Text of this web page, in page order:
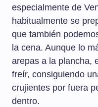
especialmente de
habitualmente se
que también
la cena. Aunque lo
arepas a la plancha,
freír, consiguiendo
crujientes por fuera
dentro.